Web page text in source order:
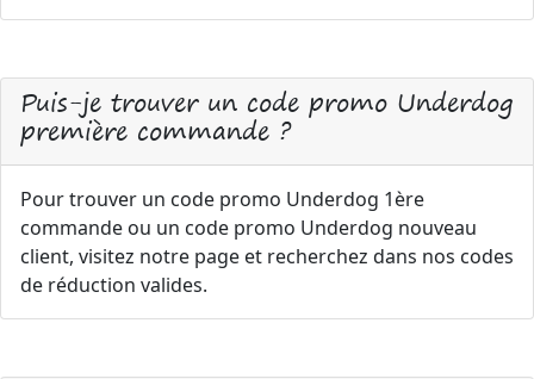
Puis-je trouver un code promo Underdog
première commande ?
Pour trouver un code promo Underdog 1ère
commande ou un code promo Underdog nouveau
client, visitez notre page et recherchez dans nos codes
de réduction valides.